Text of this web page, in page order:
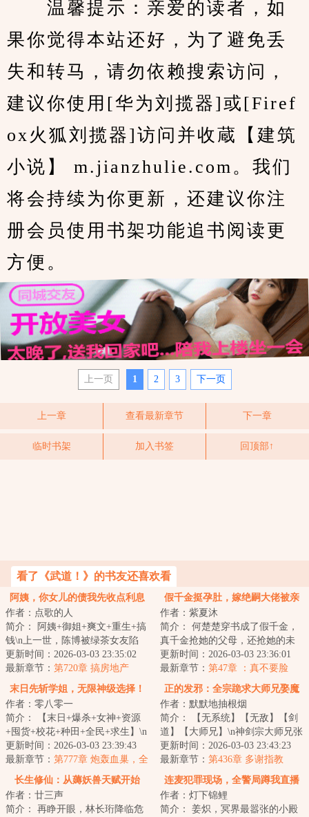
温馨提示：亲爱的读者，如
果你觉得本站还好，为了避免丢
失和转马，请勿依赖搜索访问，
建议你使用[华为刘揽器]或[Firef
ox火狐刘揽器]访问并收蔵【建筑
小说】 m.jianzhulie.com。我们
将会持续为你更新，还建议你注
册会员使用书架功能追书阅读更
方便。
上一页 1 2 3 下一页
上一章 查看最新章节 下一章
临时书架 加入书签 回顶部↑
看了《武道！》的书友还喜欢看
阿姨，你女儿的债我先收点利息
作者：点歌的人
简介： 阿姨+御姐+爽文+重生+搞
钱\n上一世，陈博被绿茶女友陷
害，以强奸犯罪名锒铛入狱。<...
更新时间：2026-03-03 23:35:02
最新章节： 第720章 搞房地产
假千金挺孕肚，嫁绝嗣大佬被亲
作者：紫夏沐
简介： 何楚楚穿书成了假千金，
真千金抢她的父母，还抢她的未
婚夫，把她送上陌生男人的床，
让她未...
更新时间：2026-03-03 23:36:01
最新章节： 第47章 ：真不要脸
末日先斩学姐，无限神级选择！
作者：零八零一
简介： 【末日+爆杀+女神+资源
+囤货+校花+种田+全民+求生】\n
一觉睡醒，末世降临，人类...
更新时间：2026-03-03 23:39:43
最新章节： 第777章 炮轰血巢，全
面战争打响
正的发邪：全宗跪求大师兄娶魔
女
作者：默默地抽根烟
简介： 【无系统】【无敌】【剑
道】【大师兄】\n神剑宗大师兄张
青锋，九年前惨遭魔女暗算，痛
失...
更新时间：2026-03-03 23:43:23
最新章节： 第436章 多谢指教
长生修仙：从薅妖兽天赋开始
作者：廿三声
简介： 再睁开眼，林长珩降临危
连麦犯罪现场，全警局蹲我直播
间
作者：灯下锦鲤
简介： 姜炽，冥界最嚣张的小殿